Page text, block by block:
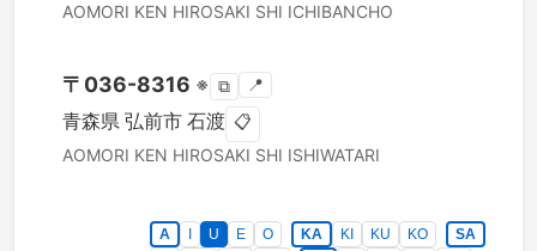
AOMORI KEN HIROSAKI SHI ICHIBANCHO
〒 036-8316 ※ ⧉ 📍
青森県 弘前市 石渡 📋
AOMORI KEN HIROSAKI SHI ISHIWATARI
A U E O KA KI KU KO
SA